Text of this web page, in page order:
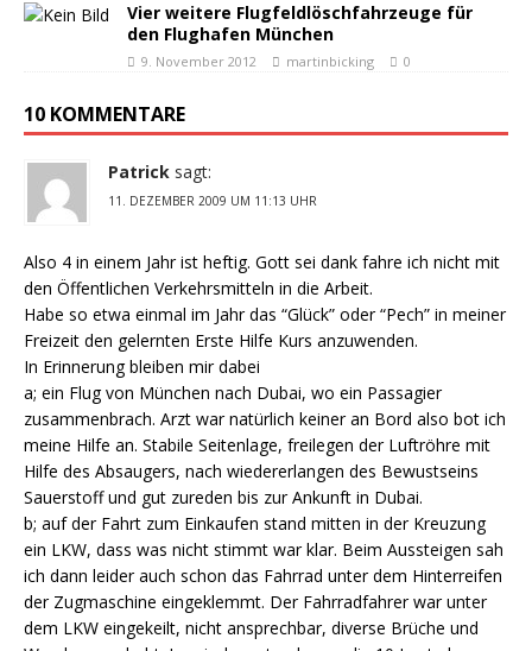
Vier weitere Flugfeldlöschfahrzeuge für
den Flughafen München
9. November 2012 martinbicking 0
10 KOMMENTARE
Patrick sagt:
11. DEZEMBER 2009 UM 11:13 UHR
Also 4 in einem Jahr ist heftig. Gott sei dank fahre ich nicht mit
den Öffentlichen Verkehrsmitteln in die Arbeit.
Habe so etwa einmal im Jahr das “Glück” oder “Pech” in meiner
Freizeit den gelernten Erste Hilfe Kurs anzuwenden.
In Erinnerung bleiben mir dabei
a; ein Flug von München nach Dubai, wo ein Passagier
zusammenbrach. Arzt war natürlich keiner an Bord also bot ich
meine Hilfe an. Stabile Seitenlage, freilegen der Luftröhre mit
Hilfe des Absaugers, nach wiedererlangen des Bewustseins
Sauerstoff und gut zureden bis zur Ankunft in Dubai.
b; auf der Fahrt zum Einkaufen stand mitten in der Kreuzung
ein LKW, dass was nicht stimmt war klar. Beim Aussteigen sah
ich dann leider auch schon das Fahrrad unter dem Hinterreifen
der Zugmaschine eingeklemmt. Der Fahrradfahrer war unter
dem LKW eingekeilt, nicht ansprechbar, diverse Brüche und